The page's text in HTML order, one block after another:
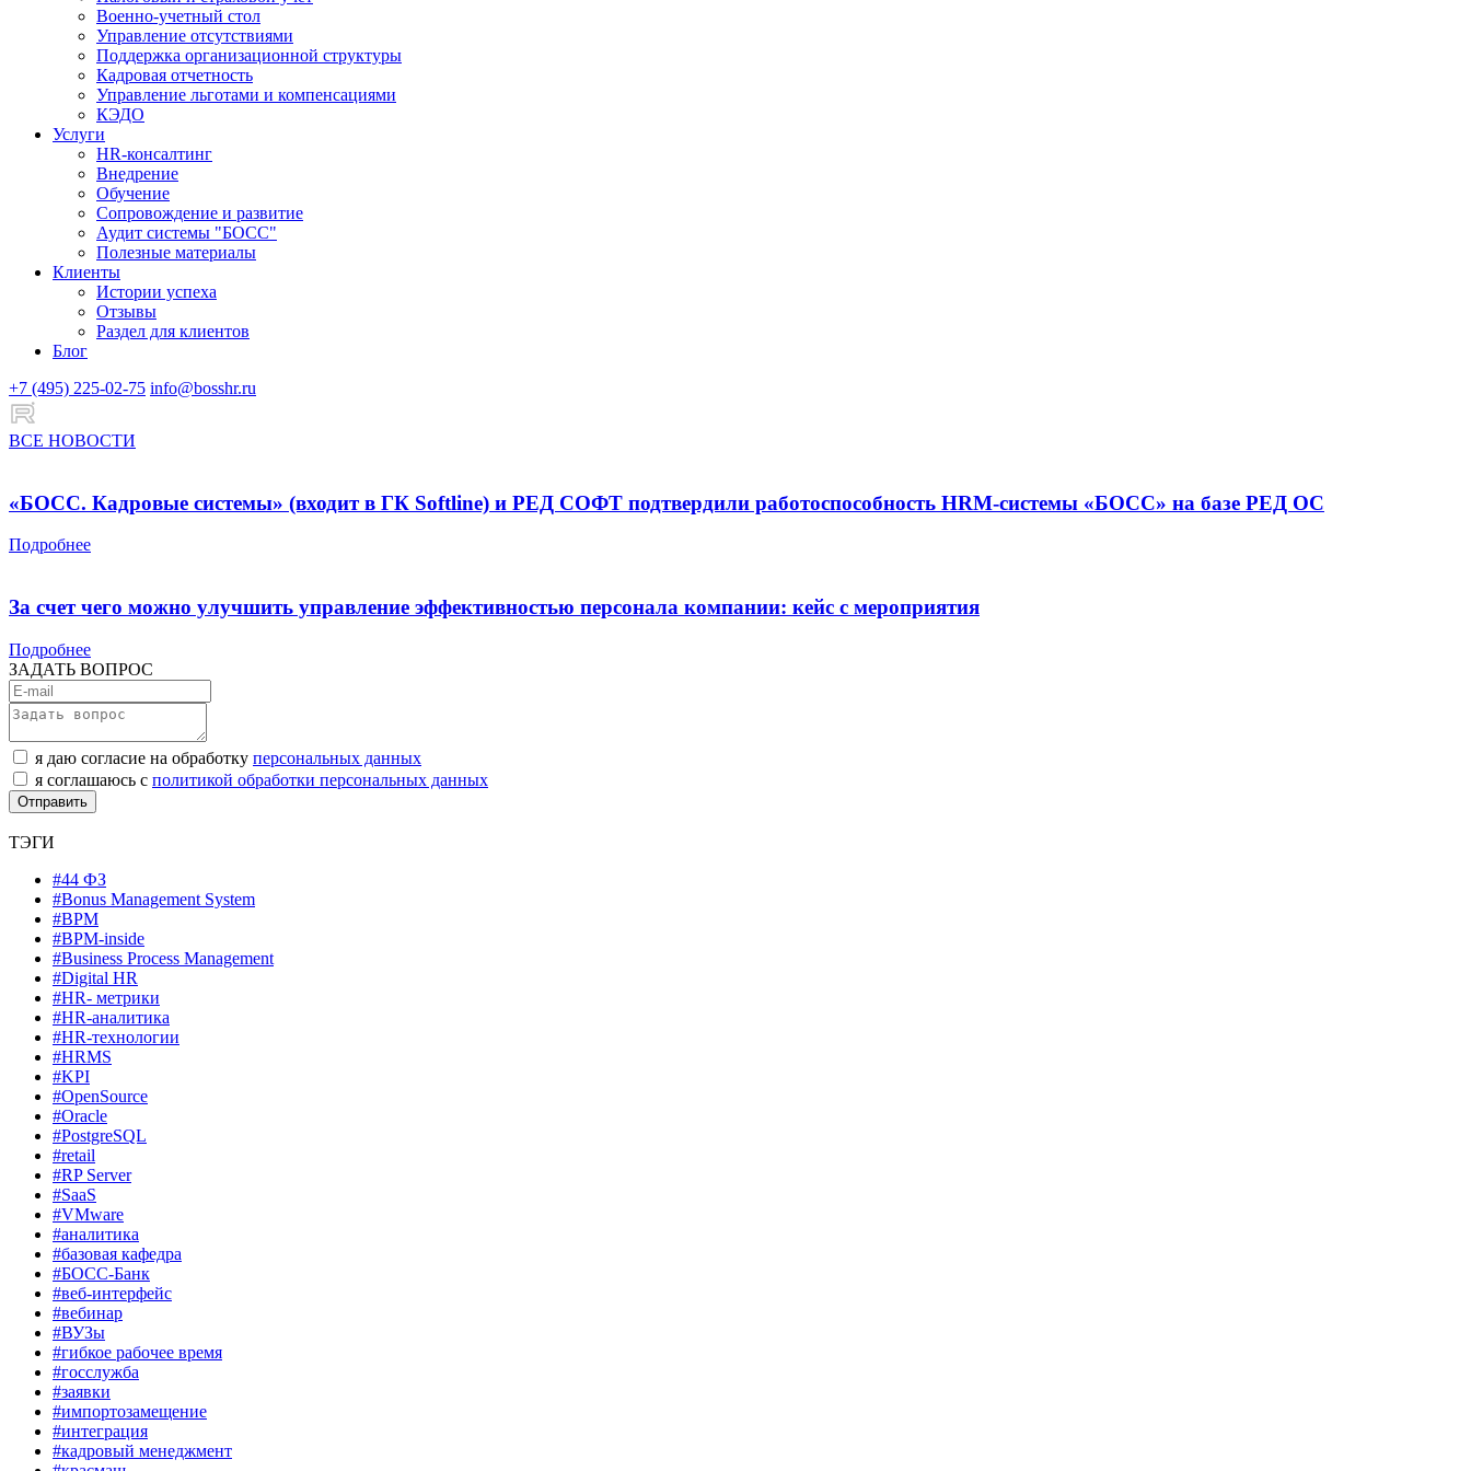
Военно-учетный стол
Управление отсутствиями
Поддержка организационной структуры
Кадровая отчетность
Управление льготами и компенсациями
КЭДО
Услуги
HR-консалтинг
Внедрение
Обучение
Сопровождение и развитие
Аудит системы "БОСС"
Полезные материалы
Клиенты
Истории успеха
Отзывы
Раздел для клиентов
Блог
+7 (495) 225-02-75 info@bosshr.ru
ВСЕ НОВОСТИ
«БОСС. Кадровые системы» (входит в ГК Softline) и РЕД СОФТ подтвердили работоспособность HRM-системы «БОСС» на базе РЕД ОС
Подробнее
За счет чего можно улучшить управление эффективностью персонала компании: кейс с мероприятия
Подробнее
ЗАДАТЬ ВОПРОС
я даю согласие на обработку персональных данных
я соглашаюсь с политикой обработки персональных данных
ТЭГИ
#44 ФЗ
#Bonus Management System
#BPM
#BPM-inside
#Business Process Management
#Digital HR
#HR- метрики
#HR-аналитика
#HR-технологии
#HRMS
#KPI
#OpenSource
#Oracle
#PostgreSQL
#retail
#RP Server
#SaaS
#VMware
#аналитика
#базовая кафедра
#БОСС-Банк
#веб-интерфейс
#вебинар
#ВУЗы
#гибкое рабочее время
#госслужба
#заявки
#импортозамещение
#интеграция
#кадровый менеджмент